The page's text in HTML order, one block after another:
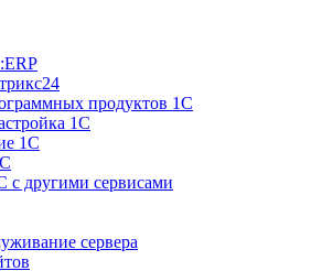
продуктов 1С
1С
1С
с другими сервисами
сервера